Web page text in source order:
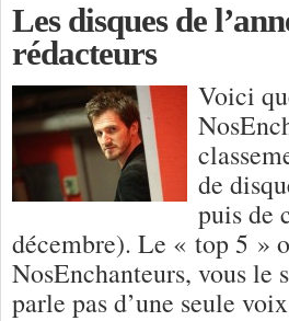
Les disques de
rédacteurs
Voici
de
puis de
décembre). Le « top 5 »
NosEnchanteurs, vous le
parle pas d’une seule